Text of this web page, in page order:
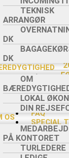
TEKNISK
ARRANGØR
DK
DK
OM
LOKAL
DIN
OS
PÅ KONTORET
TURLEDERE
FAQ
SPECIAL
Tours har vi flere
og dermed
–
turens pris.
et aftalt sted og
din bagage til
Tours særlige
et gebyr
Tours’